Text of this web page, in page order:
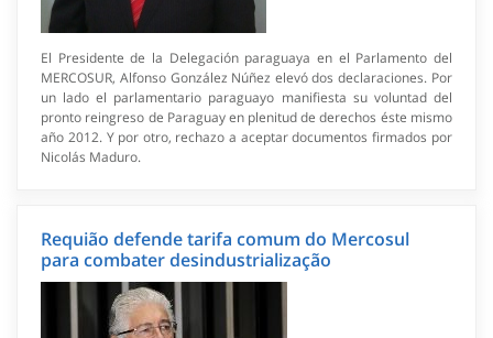
El Presidente de la Delegación paraguaya en el Parlamento del
MERCOSUR, Alfonso González Núñez elevó dos declaraciones. Por
un lado el parlamentario paraguayo manifiesta su voluntad del
pronto reingreso de Paraguay en plenitud de derechos éste mismo
año 2012. Y por otro, rechazo a aceptar documentos firmados por
Nicolás Maduro.
Requião defende tarifa comum do Mercosul
para combater desindustrialização